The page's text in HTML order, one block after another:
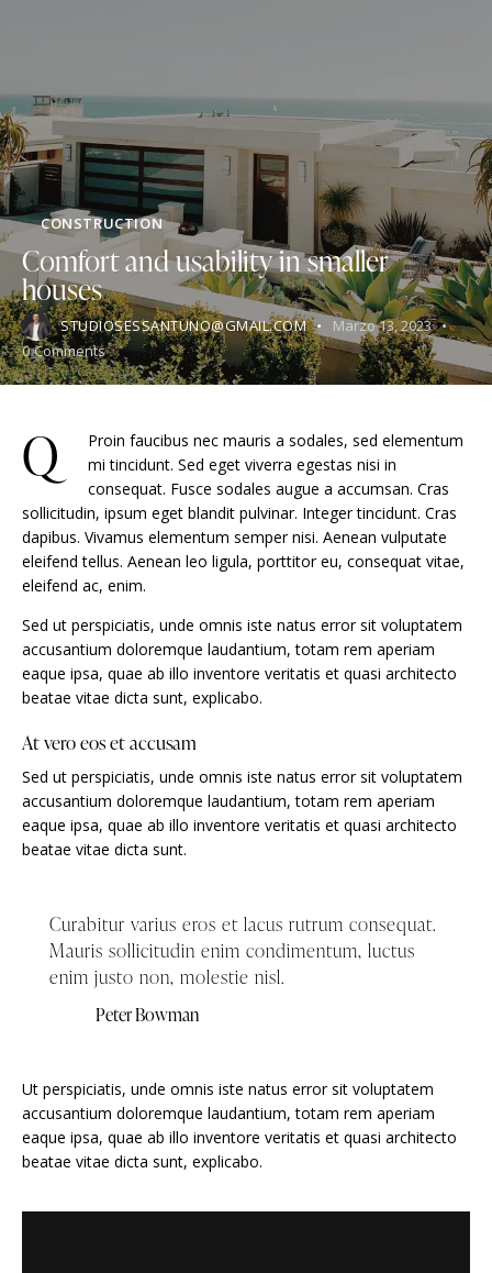
CONSTRUCTION
Comfort and usability in smaller
houses
STUDIOSESSANTUNO@GMAIL.COM
Marzo 13, 2023
0 Comments
Q
Proin faucibus nec mauris a sodales, sed elementum
mi tincidunt. Sed eget viverra egestas nisi in
consequat. Fusce sodales augue a accumsan. Cras
sollicitudin, ipsum eget blandit pulvinar. Integer tincidunt. Cras
dapibus. Vivamus elementum semper nisi. Aenean vulputate
eleifend tellus. Aenean leo ligula, porttitor eu, consequat vitae,
eleifend ac, enim.
Sed ut perspiciatis, unde omnis iste natus error sit voluptatem
accusantium doloremque laudantium, totam rem aperiam
eaque ipsa, quae ab illo inventore veritatis et quasi architecto
beatae vitae dicta sunt, explicabo.
At vero eos et accusam
Sed ut perspiciatis, unde omnis iste natus error sit voluptatem
accusantium doloremque laudantium, totam rem aperiam
eaque ipsa, quae ab illo inventore veritatis et quasi architecto
beatae vitae dicta sunt.
Curabitur varius eros et lacus rutrum consequat.
Mauris sollicitudin enim condimentum, luctus
enim justo non, molestie nisl.
Peter Bowman
Ut perspiciatis, unde omnis iste natus error sit voluptatem
accusantium doloremque laudantium, totam rem aperiam
eaque ipsa, quae ab illo inventore veritatis et quasi architecto
beatae vitae dicta sunt, explicabo.